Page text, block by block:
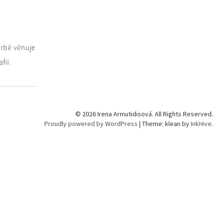
věnuje
© 2026 Irena Armutidisová. All Rights Reserved.
Proudly powered by WordPress | Theme: klean byInkHive.